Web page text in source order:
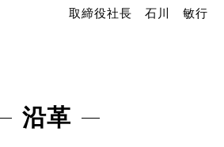
取締役社長 石川 敏行
沿革